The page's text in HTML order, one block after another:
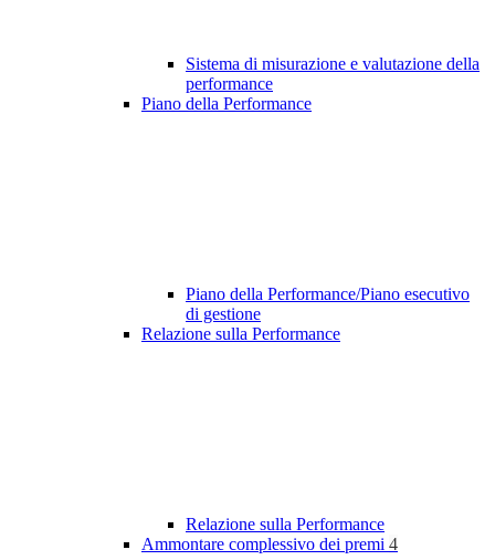
Sistema di misurazione e valutazione della
performance
Piano della Performance
Piano della Performance/Piano esecutivo
di gestione
Relazione sulla Performance
Relazione sulla Performance
Ammontare complessivo dei premi 4